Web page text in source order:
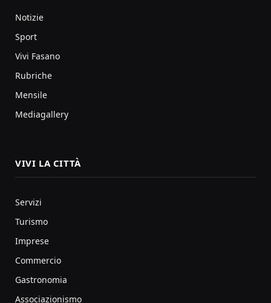
Notizie
Sport
Vivi Fasano
Rubriche
Mensile
Mediagallery
VIVI LA CITTÀ
Servizi
Turismo
Imprese
Commercio
Gastronomia
Associazionismo